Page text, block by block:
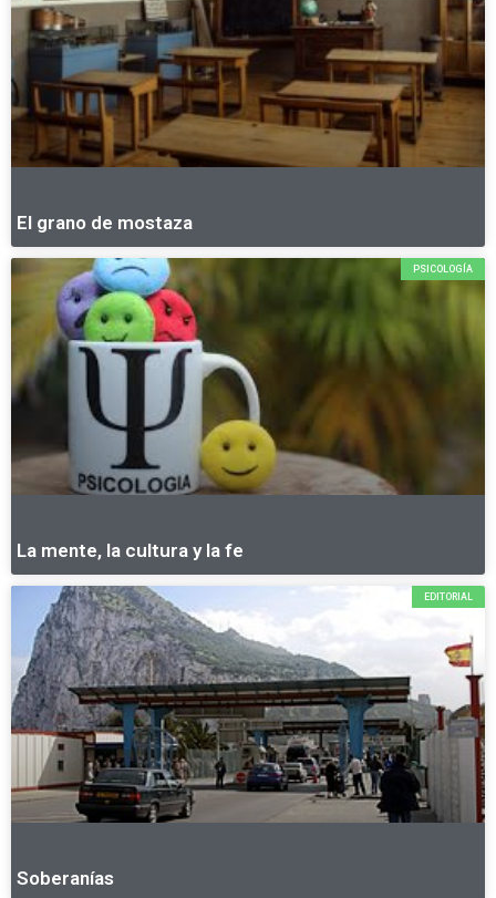
El grano de mostaza
PSICOLOGÍA
La mente, la cultura y la fe
EDITORIAL
Soberanías